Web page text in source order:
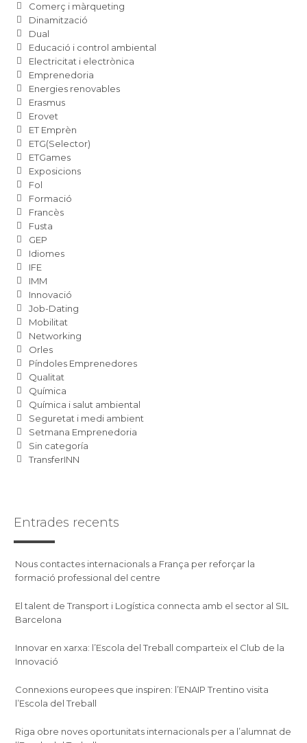
Comerç i màrqueting
Dinamització
Dual
Educació i control ambiental
Electricitat i electrònica
Emprenedoria
Energies renovables
Erasmus
Erovet
ET Emprèn
ETG(Selector)
ETGames
Exposicions
Fol
Formació
Francès
Fusta
GEP
Idiomes
IFE
IMM
Innovació
Job-Dating
Mobilitat
Networking
Orles
Píndoles Emprenedores
Qualitat
Química
Química i salut ambiental
Seguretat i medi ambient
Setmana Emprenedoria
Sin categoría
TransferINN
Entrades recents
Nous contactes internacionals a França per reforçar la
formació professional del centre
El talent de Transport i Logística connecta amb el sector al SIL
Barcelona
Innovar en xarxa: l’Escola del Treball comparteix el Club de la
Innovació
Connexions europees que inspiren: l’ENAIP Trentino visita
l’Escola del Treball
Riga obre noves oportunitats internacionals per a l’alumnat de